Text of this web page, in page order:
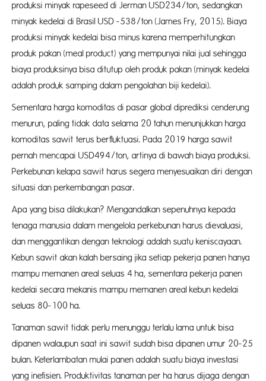
produksi minyak rapeseed di Jerman USD234/ton, sedangkan
minyak kedelai di Brasil USD -538/ton (James Fry, 2015). Biaya
produksi minyak kedelai bisa minus karena memperhitungkan
produk pakan (meal product) yang mempunyai nilai jual sehingga
biaya produksinya bisa ditutup oleh produk pakan (minyak kedelai
adalah produk samping dalam pengolahan biji kedelai).
Sementara harga komoditas di pasar global diprediksi cenderung
menurun, paling tidak data selama 20 tahun menunjukkan harga
komoditas sawit terus berfluktuasi. Pada 2019 harga sawit
pernah mencapai USD494/ton, artinya di bawah biaya produksi.
Perkebunan kelapa sawit harus segera menyesuaikan diri dengan
situasi dan perkembangan pasar.
Apa yang bisa dilakukan? Mengandalkan sepenuhnya kepada
tenaga manusia dalam mengelola perkebunan harus dievaluasi,
dan menggantikan dengan teknologi adalah suatu keniscayaan.
Kebun sawit akan kalah bersaing jika setiap pekerja panen hanya
mampu memanen areal seluas 4 ha, sementara pekerja panen
kedelai secara mekanis mampu memanen areal kebun kedelai
seluas 80-100 ha.
Tanaman sawit tidak perlu menunggu terlalu lama untuk bisa
dipanen walaupun saat ini sawit sudah bisa dipanen umur 20-25
bulan. Keterlambatan mulai panen adalah suatu biaya investasi
yang inefisien. Produktivitas tanaman per ha harus dijaga dengan